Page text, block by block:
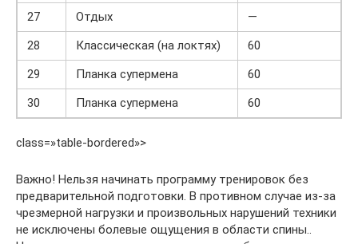
27 Отдых
—
28
Классическая (на локтях)
60
29
Планка супермена
60
30
Планка супермена 60
class=»table-bordered»>
Важно! Нельзя начинать программу тренировок без
предварительной подготовки. В противном случае из-за
чрезмерной нагрузки и произвольных нарушений техники
не исключены болевые ощущения в области спины..